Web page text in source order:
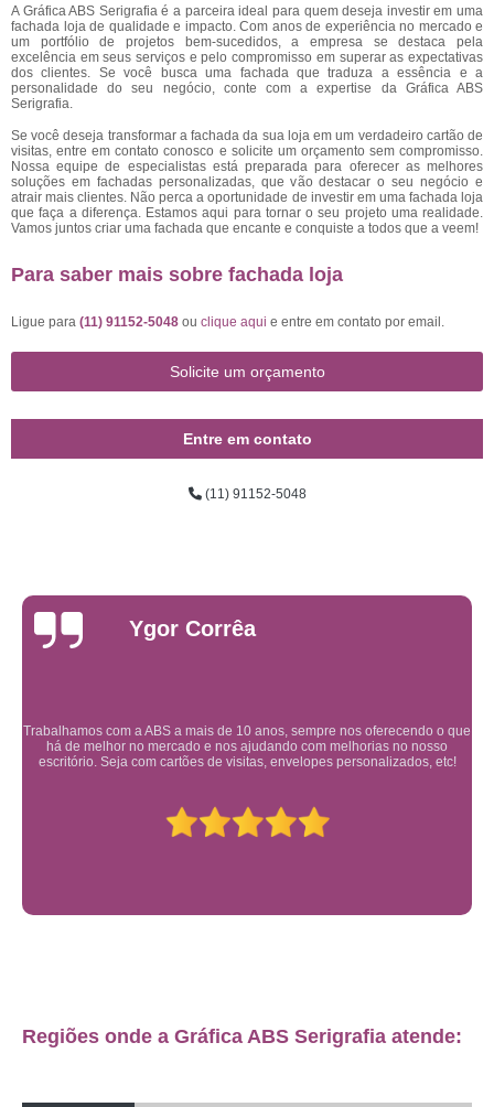
A Gráfica ABS Serigrafia é a parceira ideal para quem deseja investir em uma
fachada loja de qualidade e impacto. Com anos de experiência no mercado e
um portfólio de projetos bem-sucedidos, a empresa se destaca pela
excelência em seus serviços e pelo compromisso em superar as expectativas
dos clientes. Se você busca uma fachada que traduza a essência e a
personalidade do seu negócio, conte com a expertise da Gráfica ABS
Serigrafia.
Se você deseja transformar a fachada da sua loja em um verdadeiro cartão de
visitas, entre em contato conosco e solicite um orçamento sem compromisso.
Nossa equipe de especialistas está preparada para oferecer as melhores
soluções em fachadas personalizadas, que vão destacar o seu negócio e
atrair mais clientes. Não perca a oportunidade de investir em uma fachada loja
que faça a diferença. Estamos aqui para tornar o seu projeto uma realidade.
Vamos juntos criar uma fachada que encante e conquiste a todos que a veem!
Para saber mais sobre fachada loja
Ligue para (11) 91152-5048 ou clique aqui e entre em contato por email.
Solicite um orçamento
Entre em contato
(11) 91152-5048
Leonardo Ruza
Ótimo atendimento e agilidade.
Regiões onde a Gráfica ABS Serigrafia atende: